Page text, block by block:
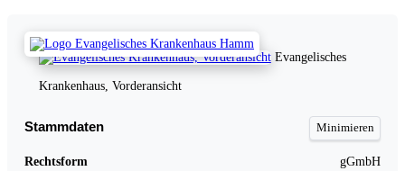
Evangelisches
Krankenhaus, Vorderansicht
Stammdaten
Rechtsform
gGmbH